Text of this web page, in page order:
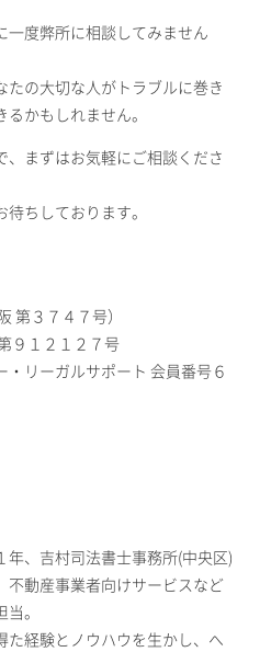
一度弊所に相談してみません
の大切な人がトラブルに巻き
かもしれません。
まずはお気軽にご相談くださ
ちしております。
第３７４７号）
９１２１２７号
リーガルサポート 会員番号６
、吉村司法書士事務所(中央区)
不動産事業者向けサービスなど
。
た経験とノウハウを生かし、へ